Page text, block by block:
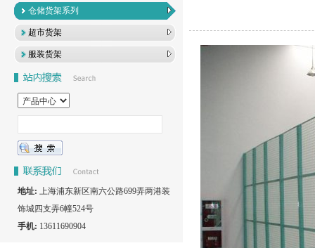
仓储货架系列
超市货架
服装货架
地址: 上海浦东新区南六公路699弄两港装
饰城四支弄6幢524号
手机: 13611690904